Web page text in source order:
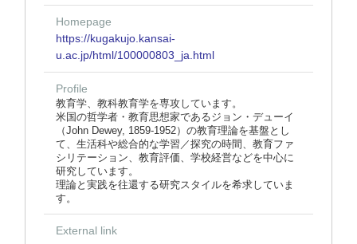
Homepage
https://kugakujo.kansai-
u.ac.jp/html/100000803_ja.html
Profile
教育学、教科教育学を専攻しています。
米国の哲学者・教育思想家であるジョン・デューイ
（John Dewey, 1859-1952）の教育理論を基盤とし
て、生活科や総合的な学習／探究の時間、教育ファ
シリテーション、教育評価、学校経営などを中心に
研究しています。
理論と実践を往還する研究スタイルを希求していま
す。
External link